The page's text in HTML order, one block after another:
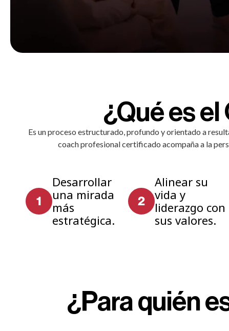
¿Qué es
Es un proceso estructurado, profundo y orientado a
coach profesional certificado acompaña a la
Desarrollar
una mirada
más
estratégica.
Alinear su
vida y
liderazgo con
sus valores.
¿Para quién